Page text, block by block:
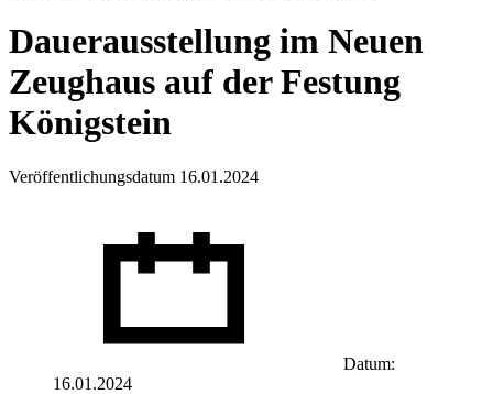
Dauerausstellung im Neuen
Zeughaus auf der Festung
Königstein
Veröffentlichungsdatum 16.01.2024
Datum:
16.01.2024